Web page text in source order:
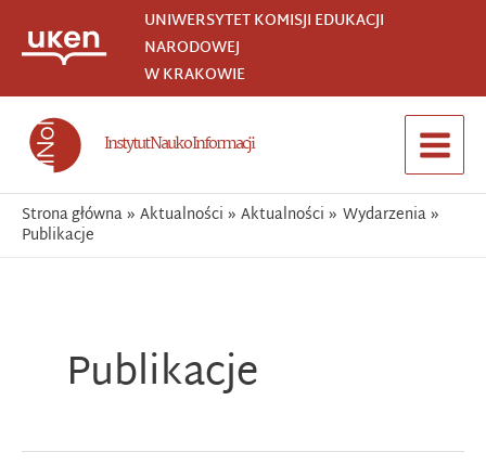
UNIWERSYTET KOMISJI EDUKACJI
NARODOWEJ
W KRAKOWIE
Instytut Nauk o Informacji
Main
Menu
Strona główna Aktualności Aktualności Wydarzenia
Publikacje
Publikacje